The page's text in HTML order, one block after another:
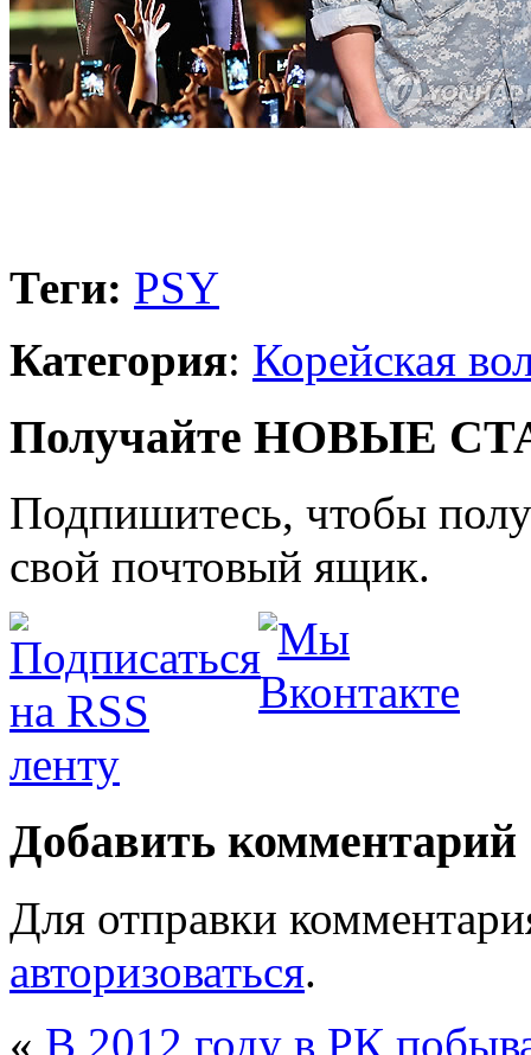
Теги: PSY
Категория: Корейская
Получайте НОВЫЕ
Подпишитесь, чтобы
свой почтовый ящик.
Добавить комментарий
Для отправки
авторизоваться.
« В 2012 году в РК